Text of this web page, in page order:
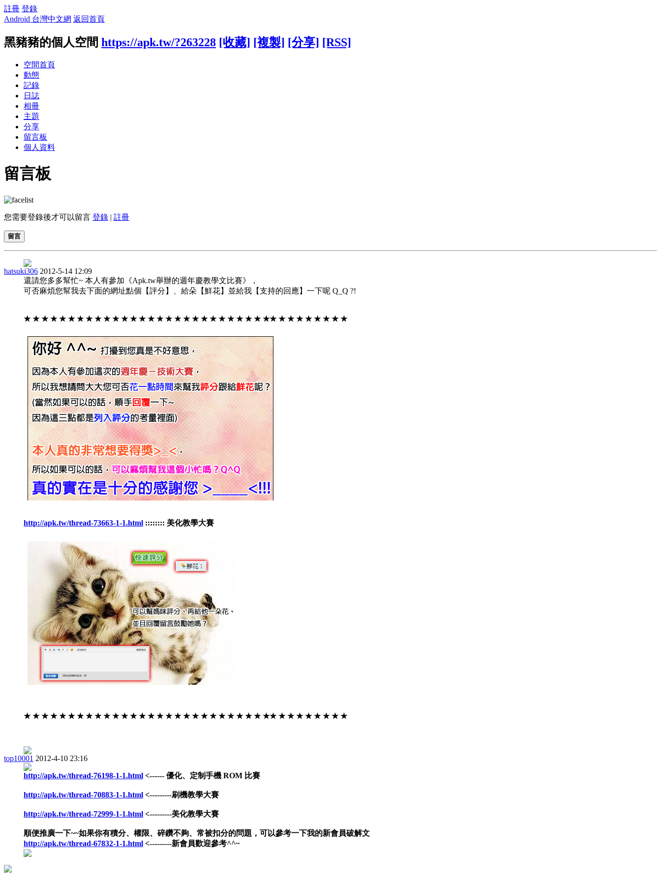
註冊 登錄
Android 台灣中文網 返回首頁
黑豬豬的個人空間 https://apk.tw/?263228 [收藏] [複製] [分享] [RSS]
空間首頁
動態
記錄
日誌
相冊
主題
分享
留言板
個人資料
留言板
您需要登錄後才可以留言 登錄 | 註冊
留言
hatsuki306 2012-5-14 12:09
還請您多多幫忙~ 本人有參加《Apk.tw舉辦的週年慶教學文比賽》，
可否麻煩您幫我去下面的網址點個【評分】、給朵【鮮花】並給我【支持的回應】一下呢 Q_Q ?!
★ ★ ★ ★ ★ ★ ★ ★ ★ ★ ★ ★ ★ ★ ★ ★ ★ ★ ★ ★ ★ ★ ★ ★ ★ ★ ★ ★★ ★ ★ ★ ★ ★ ★ ★ ★
http://apk.tw/thread-73663-1-1.html :::::::: 美化教學大賽
★ ★ ★ ★ ★ ★ ★ ★ ★ ★ ★ ★ ★ ★ ★ ★ ★ ★ ★ ★ ★ ★ ★ ★ ★ ★ ★ ★★ ★ ★ ★ ★ ★ ★ ★ ★
top10001 2012-4-10 23:16
http://apk.tw/thread-76198-1-1.html <------ 優化、定制手機 ROM 比賽
http://apk.tw/thread-70883-1-1.html <---------刷機教學大賽
http://apk.tw/thread-72999-1-1.html <---------美化教學大賽
順便推廣一下~~如果你有積分、權限、碎鑽不夠、常被扣分的問題，可以參考一下我的新會員破解文
http://apk.tw/thread-67832-1-1.html <---------新會員歡迎參考^^~